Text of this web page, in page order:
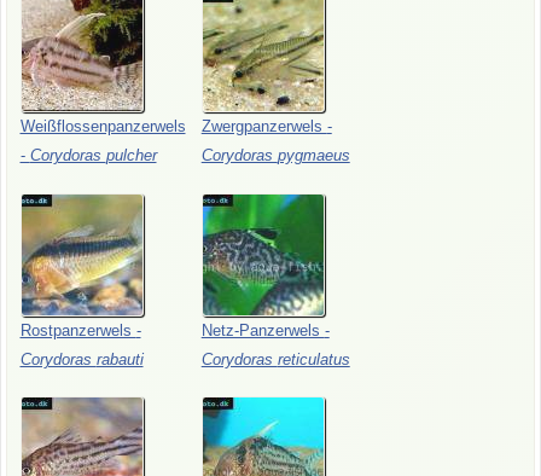
Weißflossenpanzerwels
- Corydoras pulcher
Zwergpanzerwels -
Corydoras pygmaeus
Rostpanzerwels -
Corydoras rabauti
Netz-Panzerwels -
Corydoras reticulatus